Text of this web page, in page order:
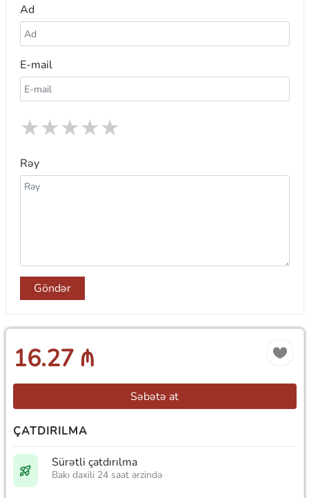
Ad
E-mail
★
★
★
★
★
Rəy
Göndər
16.27 ₼
Səbətə at
ÇATDIRILMA
Sürətli çatdırılma
Bakı daxili 24 saat ərzində